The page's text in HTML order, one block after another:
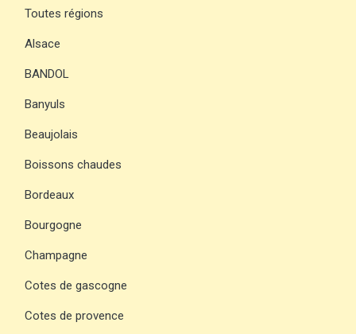
Toutes régions
Alsace
BANDOL
Banyuls
Beaujolais
Boissons chaudes
Bordeaux
Bourgogne
Champagne
Cotes de gascogne
Cotes de provence